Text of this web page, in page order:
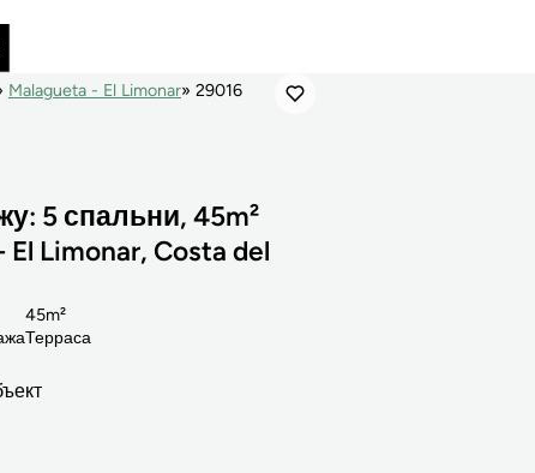
Malagueta - El Limonar
29016
5 спальни, 45m²
Limonar, Costa del
Терраса
45m²